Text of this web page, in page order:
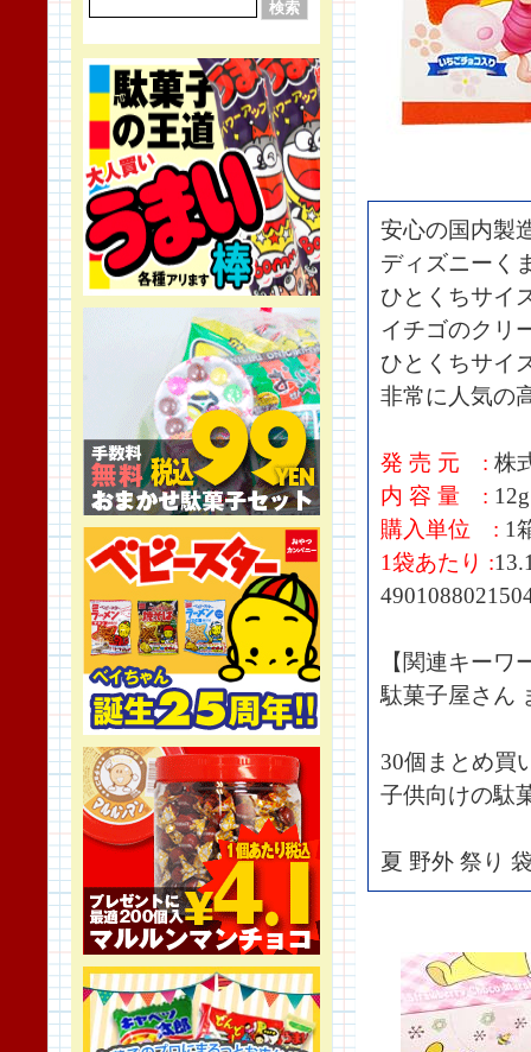
安心の国内製
ディズニーく
ひとくちサイ
イチゴのクリ
ひとくちサイ
非常に人気の
発 売 元 : 株
内 容 量 : 12g
購入単位 : 1
1袋あたり :
【関連キーワ
駄菓子屋さん
30個まとめ買
子供向けの駄
夏 野外 祭り